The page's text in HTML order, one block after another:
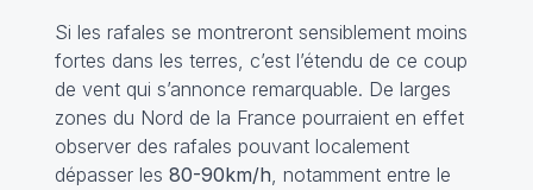
Si les rafales se montreront sensiblement moins
fortes dans les terres, c’est l’étendu de ce coup
de vent qui s’annonce remarquable. De larges
zones du Nord de la France pourraient en effet
observer des rafales pouvant localement
dépasser les 80-90km/h, notamment entre le